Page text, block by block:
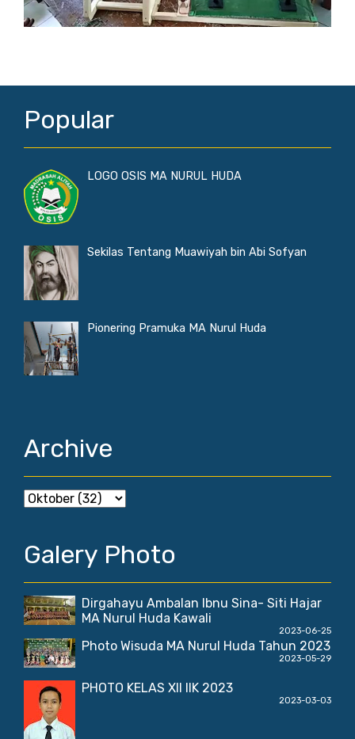
Popular
LOGO OSIS MA NURUL HUDA
Sekilas Tentang Muawiyah bin Abi Sofyan
Pionering Pramuka MA Nurul Huda
Archive
Galery Photo
Dirgahayu Ambalan Ibnu Sina- Siti Hajar
MA Nurul Huda Kawali
2023-06-25
Photo Wisuda MA Nurul Huda Tahun 2023
2023-05-29
PHOTO KELAS XII IIK 2023
2023-03-03